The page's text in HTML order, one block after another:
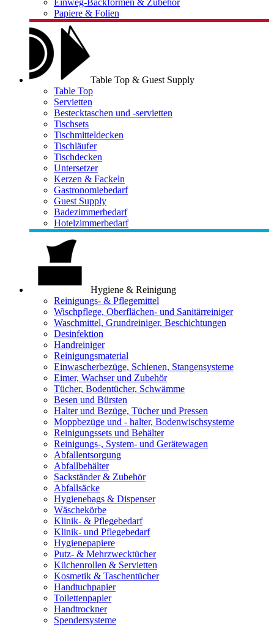
Einweg-Backformen & Zubehör
Papiere & Folien
Table Top & Guest Supply
Table Top
Servietten
Bestecktaschen und -servietten
Tischsets
Tischmitteldecken
Tischläufer
Tischdecken
Untersetzer
Kerzen & Fackeln
Gastronomiebedarf
Guest Supply
Badezimmerbedarf
Hotelzimmerbedarf
Hygiene & Reinigung
Reinigungs- & Pflegemittel
Wischpflege, Oberflächen- und Sanitärreiniger
Waschmittel, Grundreiniger, Beschichtungen
Desinfektion
Handreiniger
Reinigungsmaterial
Einwascherbezüge, Schienen, Stangensysteme
Eimer, Wachser und Zubehör
Tücher, Bodentücher, Schwämme
Besen und Bürsten
Halter und Bezüge, Tücher und Pressen
Moppbezüge und - halter, Bodenwischsysteme
Reinigungssets und Behälter
Reinigungs-, System- und Gerätewagen
Abfallentsorgung
Abfallbehälter
Sackständer & Zubehör
Abfallsäcke
Hygienebags & Dispenser
Wäschekörbe
Klinik- & Pflegebedarf
Klinik- und Pflegebedarf
Hygienepapiere
Putz- & Mehrzwecktücher
Küchenrollen & Servietten
Kosmetik & Taschentücher
Handtuchpapier
Toilettenpapier
Handtrockner
Spendersysteme